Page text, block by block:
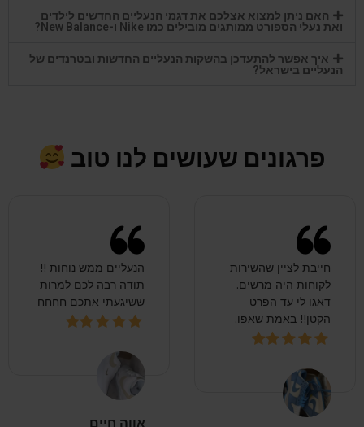
האם ניתן למצוא אצלכם את דגמי הנעליים החדשים לילדים
ואת נעלי הספורט ממותגים מובילים כמו Nike ו-New Balance?
איך אפשר להתעדכן בהשקות הנעליים החדשות ובטרנדים של
הנעליים בישראל?
פרגונים שעושים לנו טוב
חייבת לציין שהשירות
לקוחות היה מרשים.
דאגו לי עד הפרט
הקטן!! באמת שאפו.
הנעליים ממש נוחות !!
תודה רבה לכם למרות
ששיגעתי אתכם חחחח
אווה חיים